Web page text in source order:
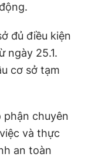
đủ điều kiện
ngày 25.1.
cơ sở tạm
phận chuyên
và thực
an toàn